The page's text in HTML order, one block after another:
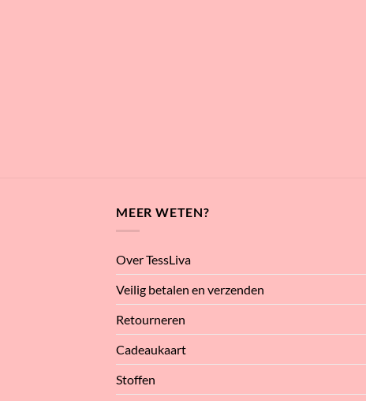
MEER WETEN?
Over TessLiva
Veilig betalen en verzenden
Retourneren
Cadeaukaart
Stoffen